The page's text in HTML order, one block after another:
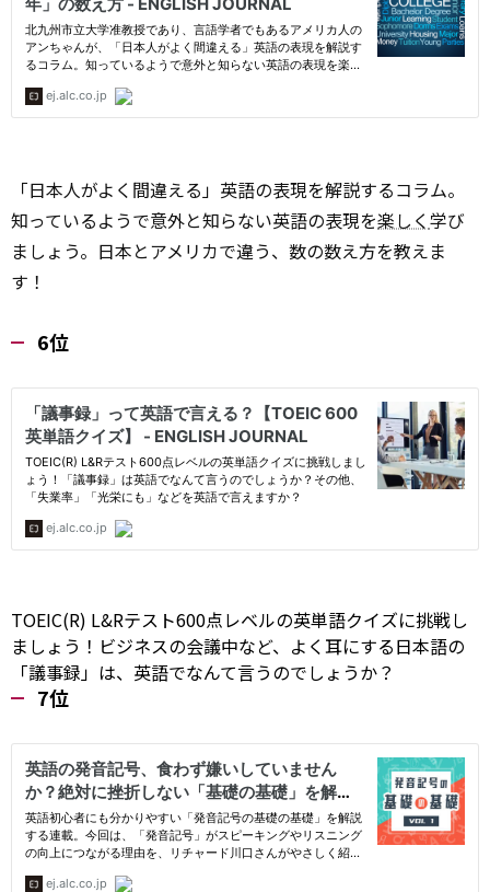
「日本人がよく間違える」英語の表現を解説するコラム。
知っているようで意外と知らない英語の表現を楽しく学び
ましょう。日本とアメリカで違う、数の数え方を教えま
す！
6位
TOEIC(R) L&Rテスト600点レベルの英単語クイズに挑戦し
ましょう！ビジネスの会議中など、よく耳にする日本語の
「議事録」は、英語でなんて言うのでしょうか？
7位